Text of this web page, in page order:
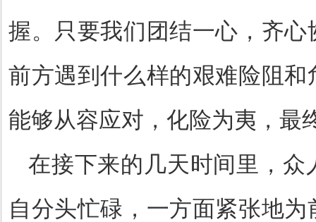
握。只要我们团结一心，齐
前方遇到什么样的艰难险阻
能够从容应对，化险为夷，最
在接下来的几天时间里，众
自分头忙碌，一方面紧张地